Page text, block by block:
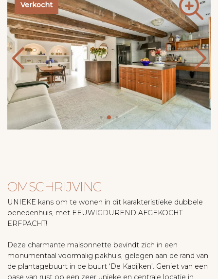
Verkocht
OMSCHRIJVING
UNIEKE kans om te wonen in dit karakteristieke dubbele
benedenhuis, met EEUWIGDUREND AFGEKOCHT
ERFPACHT!
Deze charmante maisonnette bevindt zich in een
monumentaal voormalig pakhuis, gelegen aan de rand van
de plantagebuurt in de buurt ‘De Kadijken’. Geniet van een
oase van rust op een zeer unieke en centrale locatie in